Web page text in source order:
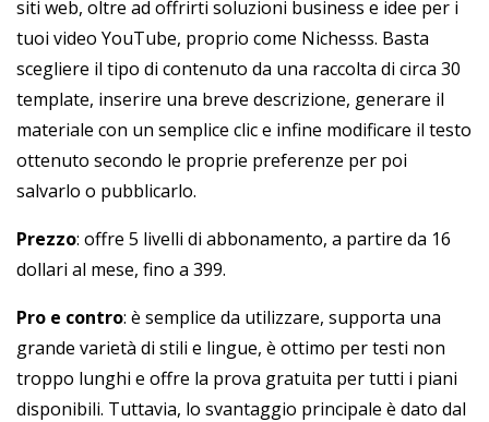
siti web, oltre ad offrirti soluzioni business e idee per i
tuoi video YouTube, proprio come Nichesss. Basta
scegliere il tipo di contenuto da una raccolta di circa 30
template, inserire una breve descrizione, generare il
materiale con un semplice clic e infine modificare il testo
ottenuto secondo le proprie preferenze per poi
salvarlo o pubblicarlo.
Prezzo: offre 5 livelli di abbonamento, a partire da 16
dollari al mese, fino a 399.
Pro e contro: è semplice da utilizzare, supporta una
grande varietà di stili e lingue, è ottimo per testi non
troppo lunghi e offre la prova gratuita per tutti i piani
disponibili. Tuttavia, lo svantaggio principale è dato dal